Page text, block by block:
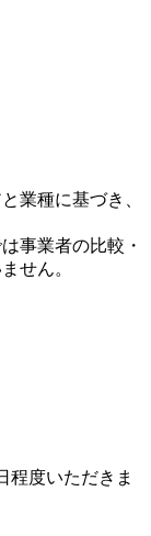
業種に基づき、
事業者の比較・
せん。
程度いただきま